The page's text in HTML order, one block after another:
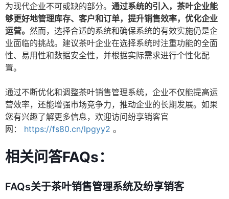
为现代企业不可或缺的部分。 通过系统的引入，茶叶企业能
够更好地管理库存、客户和订单，提升销售效率，优化企业
运营。 然而，选择合适的系统和确保系统的有效实施仍是企
业面临的挑战。建议茶叶企业在选择系统时注重功能的全面
性、易用性和数据安全性，并根据实际需求进行个性化配
置。
通过不断优化和调整茶叶销售管理系统，企业不仅能提高运
营效率，还能增强市场竞争力，推动企业的长期发展。如果
您有兴趣了解更多信息，欢迎访问纷享销客官
网：
https://fs80.cn/lpgyy2 。
相关问答FAQs：
FAQs关于茶叶销售管理系统及纷享销客